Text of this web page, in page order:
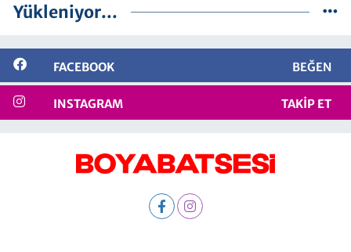
Yükleniyor...
FACEBOOK BEĞEN
INSTAGRAM TAKIP ET